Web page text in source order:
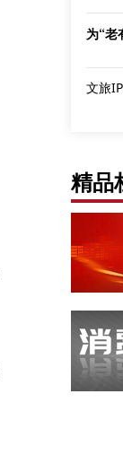
为“老
文旅
精品